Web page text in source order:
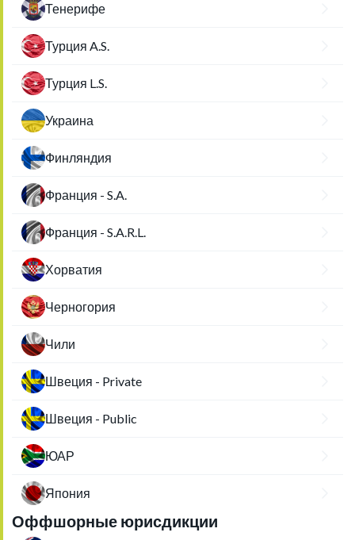
Тенерифе
Турция A.S.
Турция L.S.
Украина
Финляндия
Франция - S.A.
Франция - S.A.R.L.
Хорватия
Черногория
Чили
Швеция - Private
Швеция - Public
ЮАР
Япония
Оффшорные юрисдикции